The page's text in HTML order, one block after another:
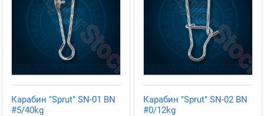
Карабин "Sprut" SN-01 BN
#5/40kg
Карабин "Sprut" SN-02 BN
#0/12kg